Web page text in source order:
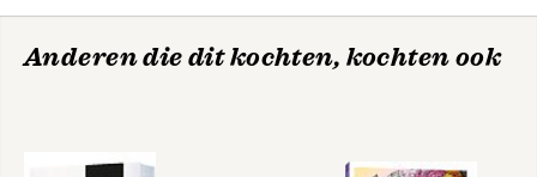
Anderen die dit kochten, kochten ook